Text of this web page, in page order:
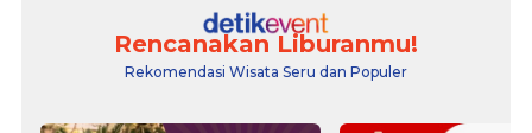
Rencanakan Liburanmu!
Rekomendasi Wisata Seru dan Populer